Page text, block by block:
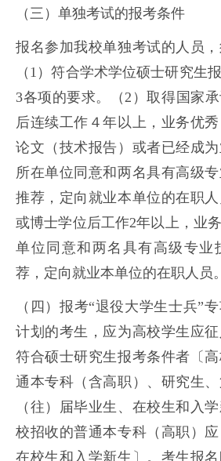
（三）单独考试的报考条件
报名参加我校单独考试的人员，
（1）符合学术学位硕士研究生
3各项的要求。（2）取得国家
后连续工作４年以上，业务优
论文（技术报告）或者已经成
所在单位同意和两名具有高级
推荐，定向就业本单位的在职
或博士学位后工作2年以上，业
单位同意和两名具有高级专业
荐，定向就业本单位的在职人员。
（四）报考“退役大学生士兵”
计划的考生，应为高校学生应
符合硕士研究生报考条件者〔
通本专科（含高职）、研究生
（往）届毕业生、在校生和入
校招收的普通本专科（高职）应
在校生和入学新生〕。考生报